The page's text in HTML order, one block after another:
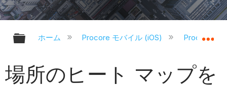
グローバル階層を展開/折りたたむ
ホーム Procore モバイル (iOS) Procore
場所のヒート マップを